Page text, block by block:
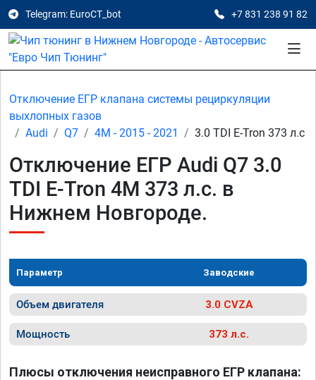
Telegram: EuroCT_bot +7 831 238 91 82
Отключение ЕГР клапана системы рециркуляции
выхлопных газов
Audi
Q7 4M - 2015 - 2021 3.0 TDI E-Tron 373 л.с
Отключение ЕГР Audi Q7 3.0
TDI E-Tron 4M 373 л.с. в
Нижнем Новгороде.
Параметр Заводские
Объем двигателя 3.0 CVZA
Мощность 373 л.с.
Плюсы отключения неисправного ЕГР клапана: